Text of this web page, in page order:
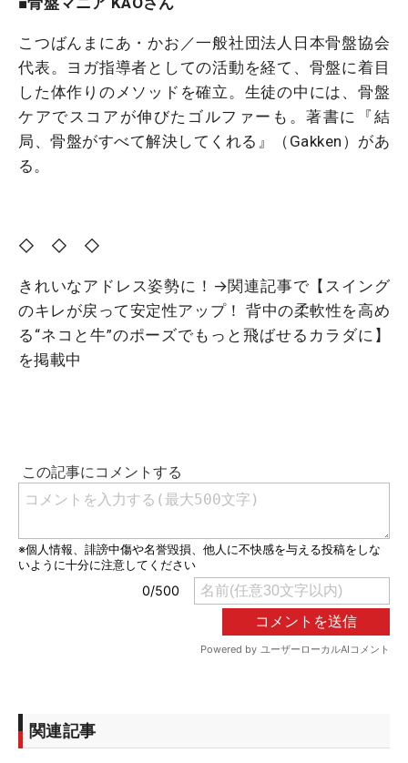
こつばんまにあ・かお／一般社団法人日本骨盤協会
代表。ヨガ指導者としての活動を経て、骨盤に着目
した体作りのメソッドを確立。生徒の中には、骨盤
ケアでスコアが伸びたゴルファーも。著書に『結
局、骨盤がすべて解決してくれる』（Gakken）があ
る。
◇ ◇ ◇
きれいなアドレス姿勢に！→関連記事で【 スイング
のキレが戻って安定性アップ！ 背中の柔軟性を高め
る“ネコと牛”のポーズでもっと飛ばせるカラダに 】
を掲載中
関連記事